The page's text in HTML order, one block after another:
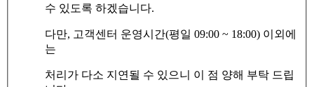
수 있도록 하겠습니다.
다만, 고객센터 운영시간(평일 09:00 ~ 18:00) 이외에
는
처리가 다소 지연될 수 있으니 이 점 양해 부탁 드립